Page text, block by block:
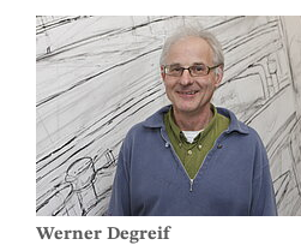
Werner Degreif